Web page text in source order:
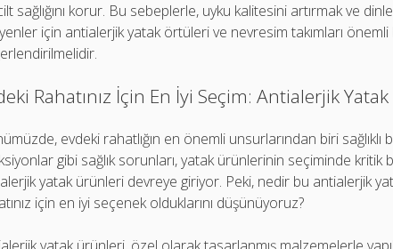
sağlığını korur. Bu sebeplerle, uyku kalitesini artırmak ve
için antialerjik yatak örtüleri ve nevresim takımları önemli
Rahatınız İçin En İyi Seçim: Antialerjik
evdeki rahatlığın en önemli unsurlarından biri sağlıklı
gibi sağlık sorunları, yatak ürünlerinin seçiminde
yatak ürünleri devreye giriyor. Peki, nedir bu antialerjik
için en iyi seçenek olduklarını düşünüyoruz?